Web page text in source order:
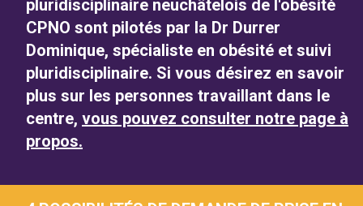
pluridisciplinaire neuchâtelois de l'obésité
CPNO sont pilotés par la Dr Durrer
Dominique, spécialiste en obésité et suivi
pluridisciplinaire. Si vous désirez en savoir
plus sur les personnes travaillant dans le
centre, vous pouvez consulter notre page à
propos.